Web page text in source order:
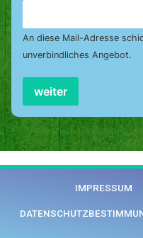
An diese Mail-Adresse
unverbindliches Angebot.
weiter
IMPRESSUM